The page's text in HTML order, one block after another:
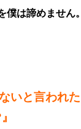
僕は諦めません。
いと言われ